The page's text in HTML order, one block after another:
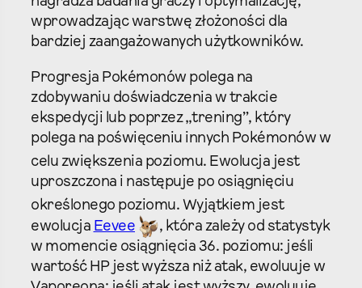
wprowadzając warstwę złożoności dla
bardziej zaangażowanych użytkowników.
Progresja Pokémonów polega na
zdobywaniu doświadczenia w trakcie
ekspedycji lub poprzez „trening”, który
polega na poświęceniu innych Pokémonów w
celu zwiększenia poziomu. Ewolucja jest
uproszczona i następuje po osiągnięciu
określonego poziomu. Wyjątkiem jest
ewolucja Eevee
, która zależy od statystyk
w momencie osiągnięcia 36. poziomu: jeśli
wartość HP jest wyższa niż atak, ewoluuje w